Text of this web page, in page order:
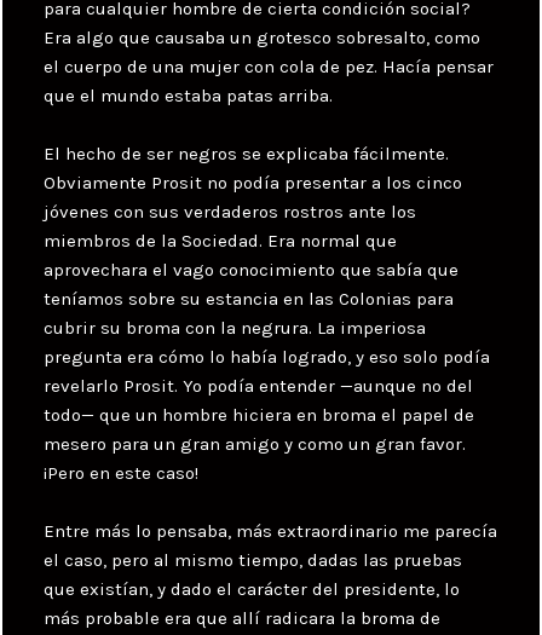
para cualquier hombre de cierta condición social?
Era algo que causaba un grotesco sobresalto, como
el cuerpo de una mujer con cola de pez. Hacía pensar
que el mundo estaba patas arriba.
El hecho de ser negros se explicaba fácilmente.
Obviamente Prosit no podía presentar a los cinco
jóvenes con sus verdaderos rostros ante los
miembros de la Sociedad. Era normal que
aprovechara el vago conocimiento que sabía que
teníamos sobre su estancia en las Colonias para
cubrir su broma con la negrura. La imperiosa
pregunta era cómo lo había logrado, y eso solo podía
revelarlo Prosit. Yo podía entender —aunque no del
todo— que un hombre hiciera en broma el papel de
mesero para un gran amigo y como un gran favor.
¡Pero en este caso!
Entre más lo pensaba, más extraordinario me parecía
el caso, pero al mismo tiempo, dadas las pruebas
que existían, y dado el carácter del presidente, lo
más probable era que allí radicara la broma de